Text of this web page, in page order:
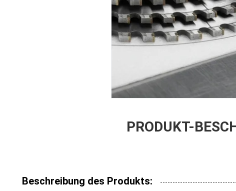
PRODUKT-
Beschreibung des Produkts: